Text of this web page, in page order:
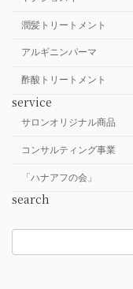
潤髪トリートメント
アルギニンパーマ
酢酸トリートメント
service
サロンオリジナル商品
コンサルティング事業
「ハナアフの会」
search